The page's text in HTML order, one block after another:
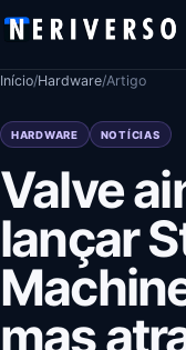
Pular para o conteúdo
Início/Hardware/Artigo
HARDWARE NOTÍCIAS
Valve
lançar
mas